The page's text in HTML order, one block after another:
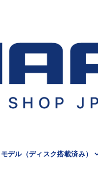
デル（ディスク搭載済み）